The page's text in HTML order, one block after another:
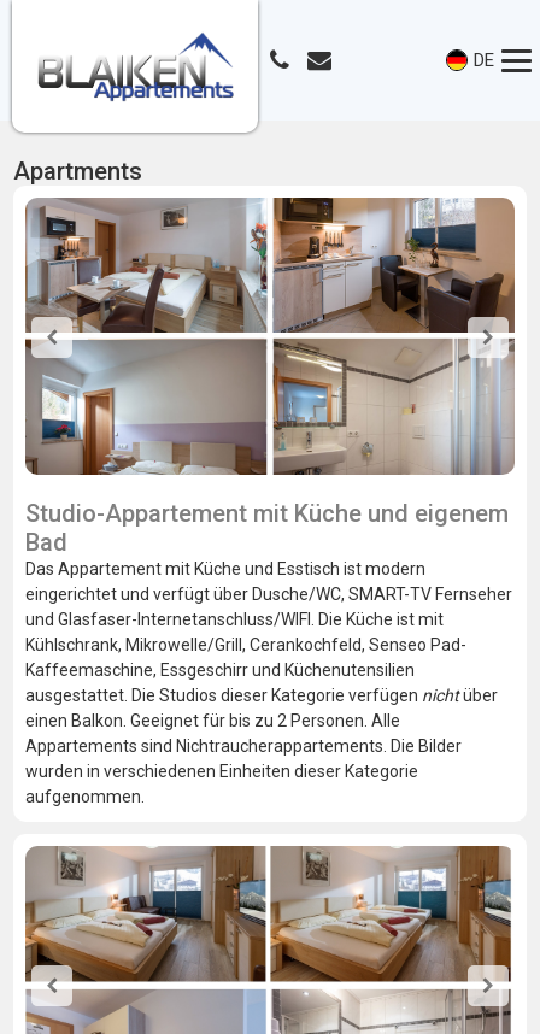
DE
Apartments
Studio-Appartement mit Küche und eigenem
Bad
Das Appartement mit Küche und Esstisch ist modern
eingerichtet und verfügt über Dusche/WC, SMART-TV Fernseher
und Glasfaser-Internetanschluss/WIFI. Die Küche ist mit
Kühlschrank, Mikrowelle/Grill, Cerankochfeld, Senseo Pad-
Kaffeemaschine, Essgeschirr und Küchenutensilien
ausgestattet. Die Studios dieser Kategorie verfügen nichtüber
einen Balkon. Geeignet für bis zu 2 Personen. Alle
Appartements sind Nichtraucherappartements. Die Bilder
wurden in verschiedenen Einheiten dieser Kategorie
aufgenommen.